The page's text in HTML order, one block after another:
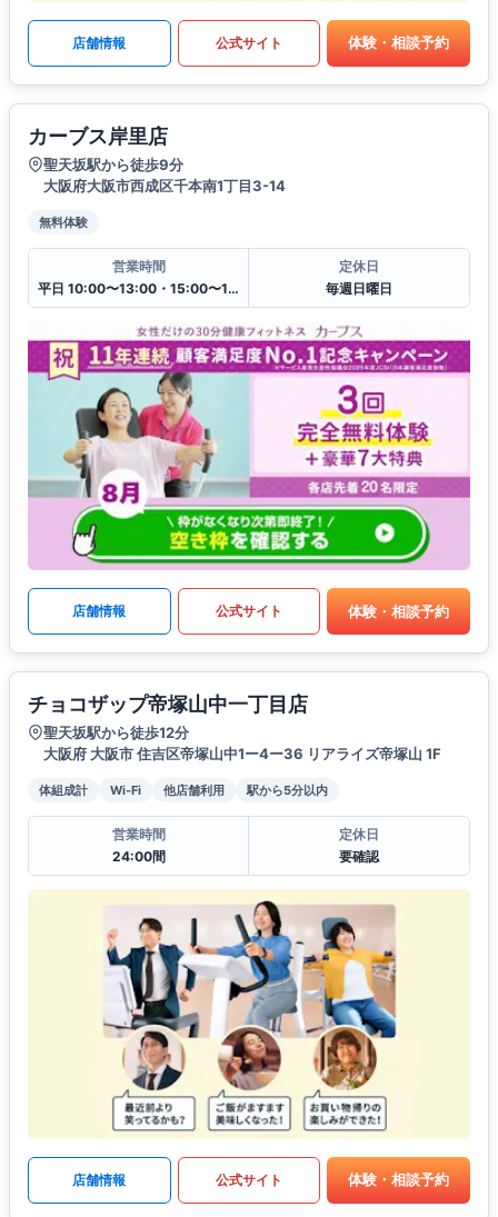
店舗情報 公式サイト 体験・相談予約
カーブス岸里店
聖天坂駅から徒歩9分
大阪府大阪市西成区千本南1丁目3-14
無料体験
営業時間
平日 10:00〜13:00・15:00〜19:00
定休日
毎週日曜日
店舗情報 公式サイト 体験・相談予約
チョコザップ帝塚山中一丁目店
聖天坂駅から徒歩12分
大阪府 大阪市 住吉区帝塚山中1ー4ー36 リアライズ帝塚山 1F
体組成計 Wi-Fi 他店舗利用 駅から5分以内
営業時間
24:00間
定休日
要確認
店舗情報 公式サイト 体験・相談予約